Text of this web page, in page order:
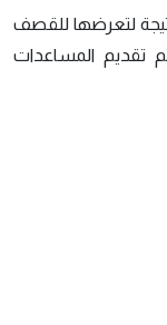
لتعرضها للقصف
تقديم المساعدات